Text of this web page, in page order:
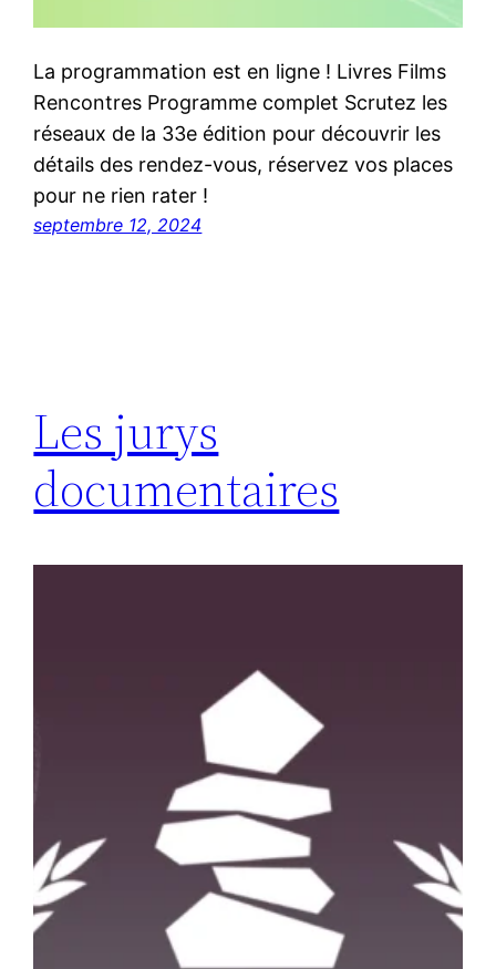
La programmation est en ligne ! Livres Films
Rencontres Programme complet Scrutez les
réseaux de la 33e édition pour découvrir les
détails des rendez-vous, réservez vos places
pour ne rien rater !
septembre 12, 2024
Les jurys
documentaires